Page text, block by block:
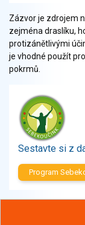
Ovoce
Ořechy, semena
Zelenina
Brambory,
Zmrzliny
Ochucovadla,
Sušené směsi
Polotovary,
Nápoje
Zázvor je zdrojem
zejména draslíku,
protizánětlivými
je vhodné použít
pokrmů.
Sestavte si z
Program